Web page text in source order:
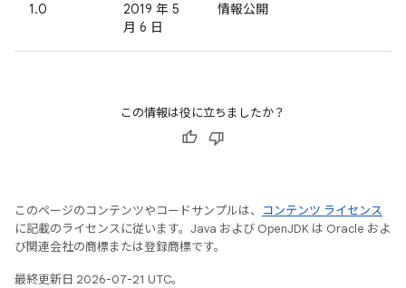
1.0
2019 年 5
月 6 日
情報公開
この情報は役に立ちましたか？
このページのコンテンツやコードサンプルは、
コンテンツ ライセンス
に記載のライセンスに従います。Java および OpenJDK は Oracle およ
び関連会社の商標または登録商標です。
最終更新日 2026-07-21 UTC。